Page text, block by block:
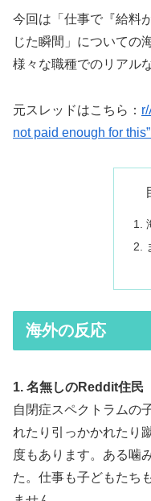
今回は「仕事で『給料
じた瞬間」についての
様々な職種でのリアル
元スレッドはこちら：
not paid enough for
海外の反応
1. 名無しのReddit住民
自閉症スペクトラムの
れたり引っかかれたり
度もあります。ある噛
た。仕事も子どもたち